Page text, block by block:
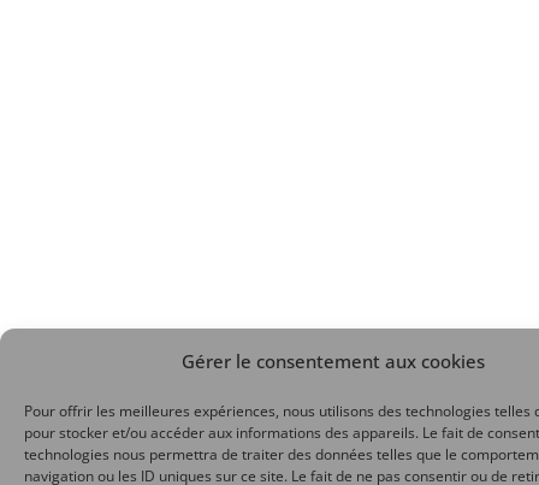
Gérer le consentement aux cookies
Pour offrir les meilleures expériences, nous utilisons des technologies telles
pour stocker et/ou accéder aux informations des appareils. Le fait de
technologies nous permettra de traiter des données telles que le
navigation ou les ID uniques sur ce site. Le fait de ne pas consentir ou de